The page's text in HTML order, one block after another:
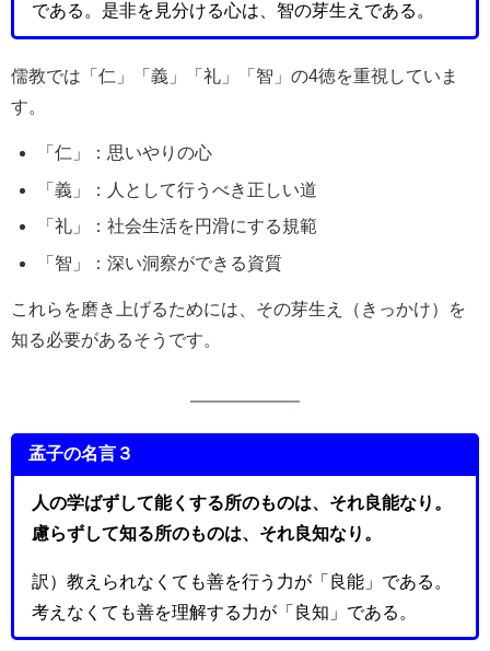
である。是非を見分ける心は、智の芽生えである。
儒教では「仁」「義」「礼」「智」の4徳を重視していま
す。
「仁」：思いやりの心
「義」：人として行うべき正しい道
「礼」：社会生活を円滑にする規範
「智」：深い洞察ができる資質
これらを磨き上げるためには、その芽生え（きっかけ）を
知る必要があるそうです。
孟子の名言３
人の学ばずして能くする所のものは、それ良能なり。
慮らずして知る所のものは、それ良知なり。
訳）教えられなくても善を行う力が「良能」である。
考えなくても善を理解する力が「良知」である。